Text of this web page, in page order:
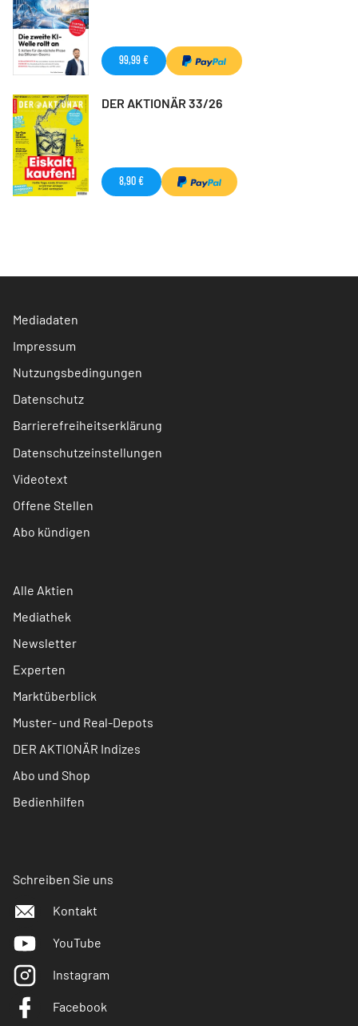
99,99 €
DER AKTIONÄR 33/26
8,90 €
Mediadaten
Impressum
Nutzungsbedingungen
Datenschutz
Barrierefreiheitserklärung
Datenschutzeinstellungen
Videotext
Offene Stellen
Abo kündigen
Alle Aktien
Mediathek
Newsletter
Experten
Marktüberblick
Muster- und Real-Depots
DER AKTIONÄR Indizes
Abo und Shop
Bedienhilfen
Schreiben Sie uns
Kontakt
YouTube
Instagram
Facebook